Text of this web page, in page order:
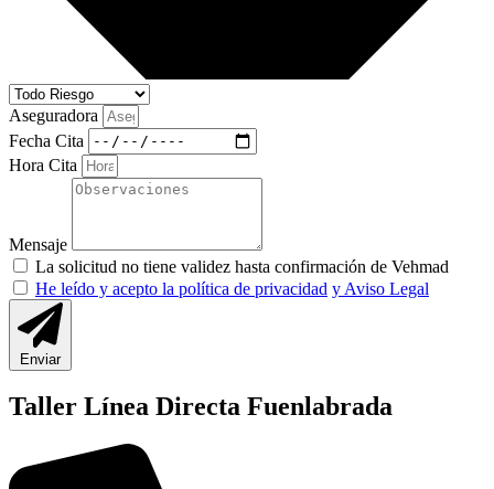
Aseguradora
Fecha Cita
Hora Cita
Mensaje
La solicitud no tiene validez hasta confirmación de Vehmad
He leído y acepto la política de privacidad y Aviso Legal
Enviar
Taller Línea Directa Fuenlabrada